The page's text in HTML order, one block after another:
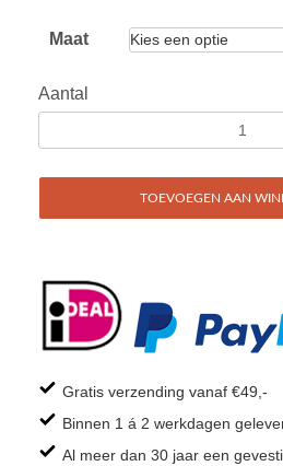
Maat
Aantal
TOEVOEGEN AAN
Gratis verzending vanaf €49,-
Binnen 1 á 2 werkdagen
Al meer dan 30 jaar een